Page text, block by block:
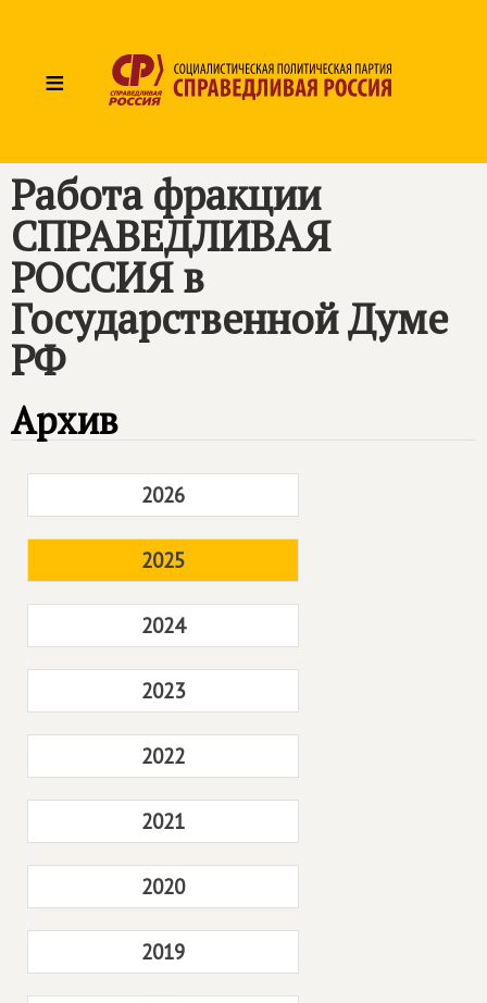
≡
Работа фракции
СПРАВЕДЛИВАЯ
РОССИЯв
Государственной Думе
РФ
Архив
2026
2025
2024
2023
2022
2021
2020
2019